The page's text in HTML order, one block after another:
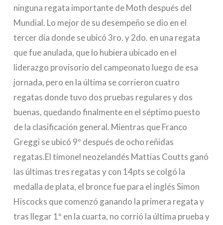
ninguna regata importante de Moth después del
Mundial. Lo mejor de su desempeño se dio en el
tercer día donde se ubicó 3ro. y 2do. en una regata
que fue anulada, que lo hubiera ubicado en el
liderazgo provisorio del campeonato luego de esa
jornada, pero en la última se corrieron cuatro
regatas donde tuvo dos pruebas regulares y dos
buenas, quedando finalmente en el séptimo puesto
de la clasificación general. Mientras que Franco
Greggi se ubicó 9º después de ocho reñidas
regatas.El timonel neozelandés Mattias Coutts ganó
las últimas tres regatas y con 14pts se colgó la
medalla de plata, el bronce fue para el inglés Simon
Hiscocks que comenzó ganando la primera regata y
tras llegar 1º en la cuarta, no corrió la última prueba y